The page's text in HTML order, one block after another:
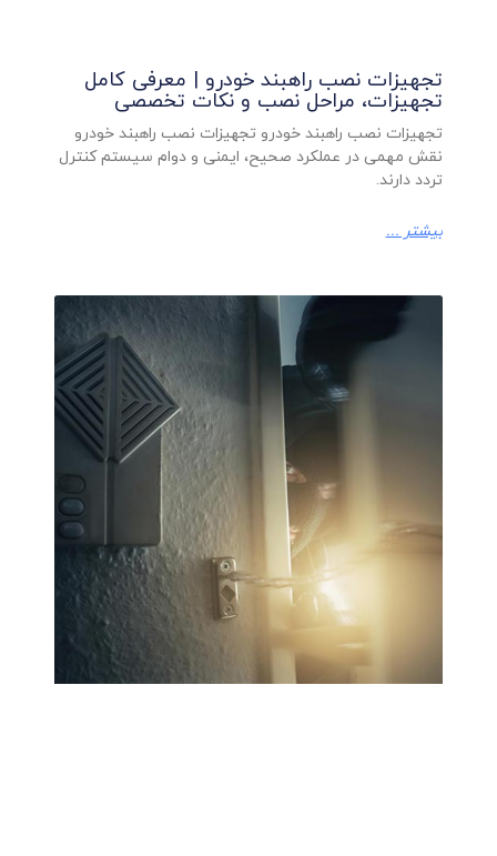
تجهیزات نصب راهبند خودرو | معرفی کامل
تجهیزات، مراحل نصب و نکات تخصصی
تجهیزات نصب راهبند خودرو تجهیزات نصب راهبند خودرو
نقش مهمی در عملکرد صحیح، ایمنی و دوام سیستم کنترل
تردد دارند.
بیشتر ...